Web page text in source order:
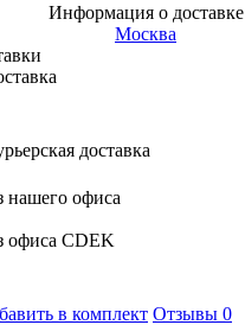
Информация о доставке
Москва
доставка
нашего офиса
офиса CDEK
в комплект Отзывы 0